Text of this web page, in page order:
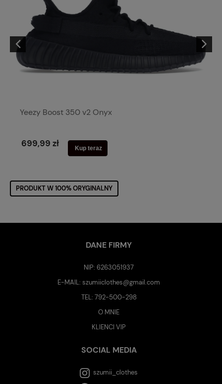
Yeezy Boost 350 v2 Onyx
699,99 zł Kup teraz
PRODUKT W 100% ORYGINALNY
DANE FIRMY
NIP: 6263051937
E-MAIL:szumiiclothes@gmail.com
TEL: 792-500-298
O MNIE
KLIENCI VIP
SOCIAL MEDIA
szumii_clothes